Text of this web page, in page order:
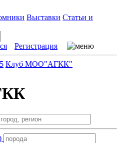
Выставки Статьи и
Регистрация
Клуб МОО"АГКК"